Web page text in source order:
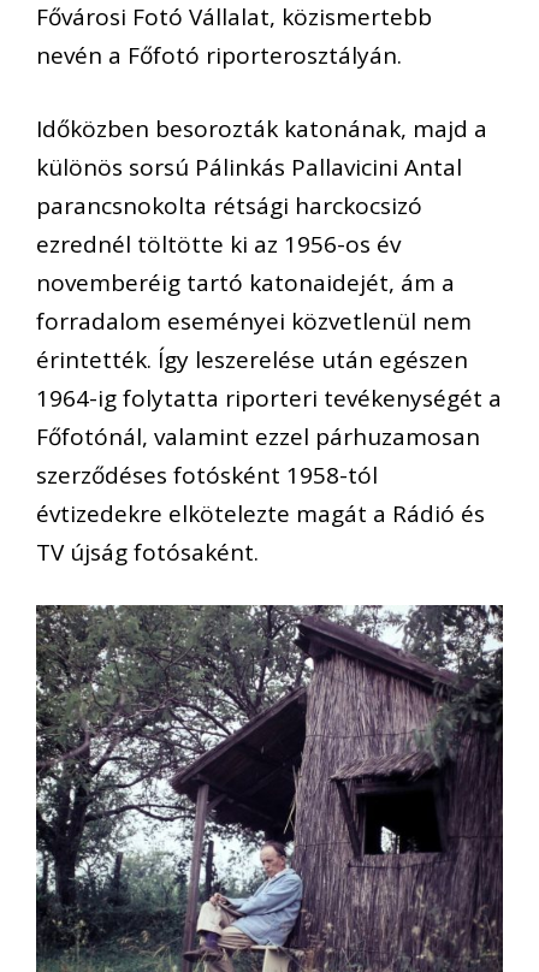
Fővárosi Fotó Vállalat, közismertebb
nevén a Főfotó riporterosztályán.
Időközben besorozták katonának, majd a
különös sorsú Pálinkás Pallavicini Antal
parancsnokolta rétsági harckocsizó
ezrednél töltötte ki az 1956-os év
novemberéig tartó katonaidejét, ám a
forradalom eseményei közvetlenül nem
érintették. Így leszerelése után egészen
1964-ig folytatta riporteri tevékenységét a
Főfotónál, valamint ezzel párhuzamosan
szerződéses fotósként 1958-tól
évtizedekre elkötelezte magát a Rádió és
TV újság fotósaként.